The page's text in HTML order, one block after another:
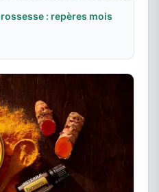
: repères mois